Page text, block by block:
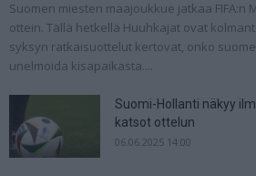
Suomen miesten maajoukkue jatkaa FIFA:n
ottein. Tällä hetkellä Huuhkajat ovat
syksyn ratkaisuottelut kertovat, onko
unelmoida kisapaikasta....
Suomi-Hollanti näkyy
katsot ottelun
06.06.2025 14:00